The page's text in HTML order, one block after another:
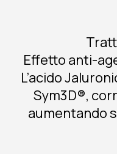
Effetto anti-
L’acido
Sym3D®,
aumentando